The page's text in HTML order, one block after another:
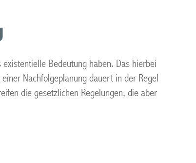
Bedeutung haben. Das hierbei
Nachfolgeplanung dauert in der Regel
die gesetzlichen Regelungen, die aber